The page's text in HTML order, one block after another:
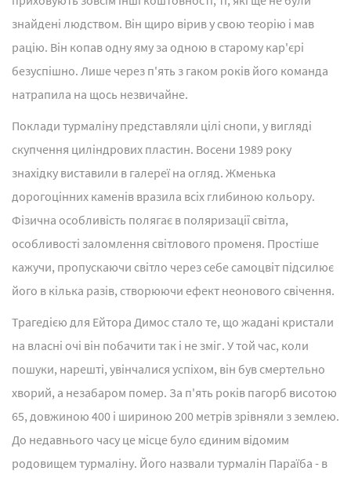
знайдені людством. Він щиро вірив у свою теорію і мав
рацію. Він копав одну яму за одною в старому кар'єрі
безуспішно. Лише через п'ять з гаком років його команда
натрапила на щось незвичайне.
Поклади турмаліну представляли цілі снопи, у вигляді
скупчення циліндрових пластин. Восени 1989 року
знахідку виставили в галереї на огляд. Жменька
дорогоцінних каменів вразила всіх глибиною кольору.
Фізична особливість полягає в поляризації світла,
особливості заломлення світлового променя. Простіше
кажучи, пропускаючи світло через себе самоцвіт підсилює
його в кілька разів, створюючи ефект неонового свічення.
Трагедією для Ейтора Димос стало те, що жадані кристали
на власні очі він побачити так і не зміг. У той час, коли
пошуки, нарешті, увінчалися успіхом, він був смертельно
хворий, а незабаром помер. За п'ять років пагорб висотою
65, довжиною 400 і шириною 200 метрів зрівняли з землею.
До недавнього часу це місце було єдиним відомим
родовищем турмаліну. Його назвали турмалін Параїба - в